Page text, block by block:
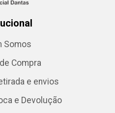
Somos
Compra
e envios
e Devolução